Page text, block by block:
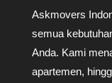
Askmovers
semua
Anda. Kami
apartemen,